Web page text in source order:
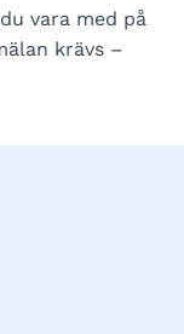
vara med på
krävs –